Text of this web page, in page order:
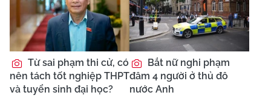
Từ sai phạm thi cử, có
nên tách tốt nghiệp THPT
và tuyển sinh đại học?
Bắt nữ nghi phạm
đâm 4 người ở thủ đô
nước Anh